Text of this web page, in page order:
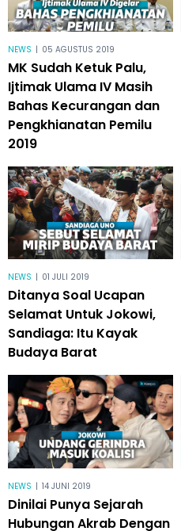
NEWS | 05 AGUSTUS 2019
MK Sudah Ketuk Palu,
Ijtimak Ulama IV Masih
Bahas Kecurangan dan
Pengkhianatan Pemilu
2019
NEWS | 01 JULI 2019
Ditanya Soal Ucapan
Selamat Untuk Jokowi,
Sandiaga: Itu Kayak
Budaya Barat
NEWS | 14 JUNI 2019
Dinilai Punya Sejarah
Hubungan Akrab Dengan